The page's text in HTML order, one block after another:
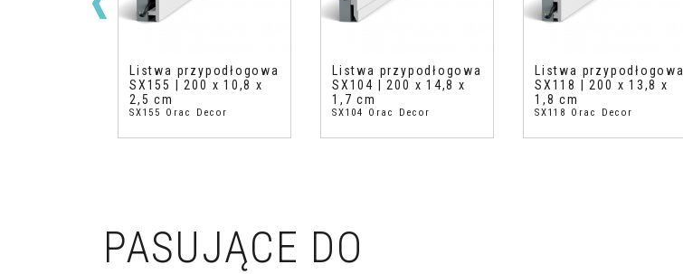
Listwa przypodłogowa
SX155 | 200 x 10,8 x
2,5 cm
SX155 Orac Decor
Listwa przypodłogowa
SX104 | 200 x 14,8 x
1,7 cm
SX104 Orac Decor
Listwa przypodłogowa
SX118 | 200 x 13,8 x
1,8 cm
SX118 Orac Decor
PASUJĄCE DO